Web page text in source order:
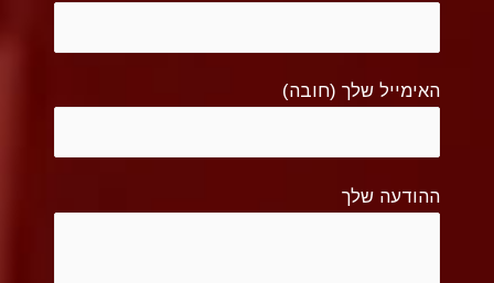
האימייל שלך (חובה)
ההודעה שלך